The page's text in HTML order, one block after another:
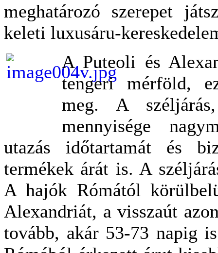
meghatározó szerepet
keleti luxusáru-
A Puteoli és
tengeri mérföld,
meg. A
mennyisége
utazás időtartamát és
termékek árát is. A
A hajók Rómától
Alexandriát, a visszaút
tovább, akár 53-73 napig